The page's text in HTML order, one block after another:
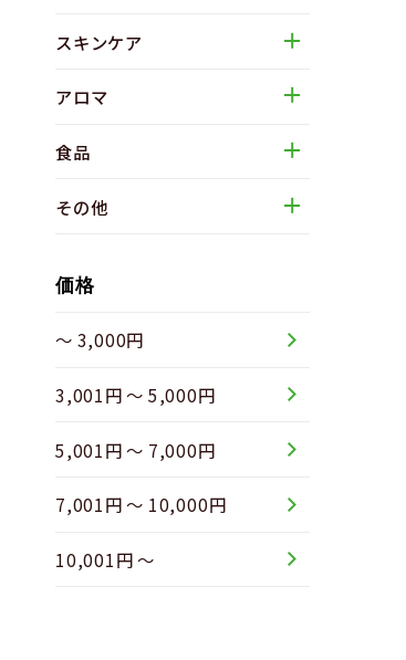
スキンケア
アロマ
食品
その他
価格
～ 3,000円
3,001円 ～ 5,000円
5,001円 ～ 7,000円
7,001円 ～ 10,000円
10,001円 ～